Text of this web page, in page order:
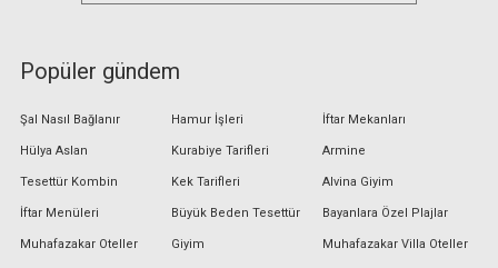
Popüler gündem
Şal Nasıl Bağlanır
Hülya Aslan
Tesettür Kombin
İftar Menüleri
Muhafazakar Oteller
Hamur İşleri
Kurabiye Tarifleri
Kek Tarifleri
Büyük Beden Tesettür
Giyim
İftar Mekanları
Armine
Alvina Giyim
Bayanlara Özel Plajlar
Muhafazakar Villa Oteller